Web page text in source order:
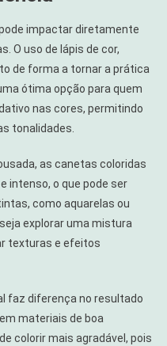
impactar diretamente
O uso de lápis de cor,
de forma a tornar a prática
ótima opção para quem
nas cores, permitindo
tonalidades.
as canetas coloridas
intenso, o que pode ser
como aquarelas ou
explorar uma mistura
texturas e efeitos
faz diferença no resultado
materiais de boa
colorir mais agradável, pois